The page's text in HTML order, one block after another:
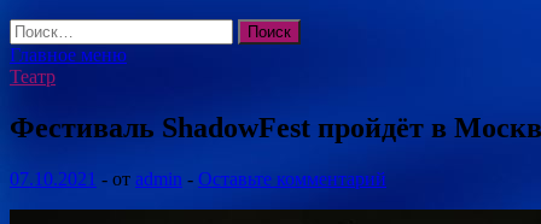
Найти:
Главное меню
Театр
Фестиваль ShadowFest пройдёт в
07.10.2021 - от admin - Оставьте комментарий